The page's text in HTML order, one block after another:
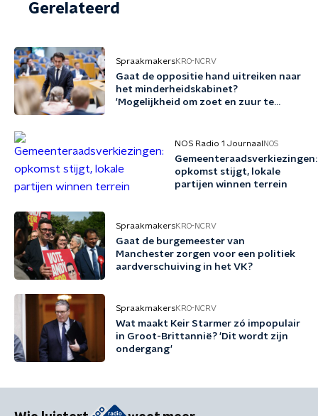
Gerelateerd
SpraakmakersKRO-NCRV
Gaat de oppositie hand uitreiken naar
het minderheidskabinet?
'Mogelijkheid om zoet en zuur te
NOS Radio 1 Journaal NOS
Gemeenteraadsverkiezingen:
opkomst stijgt, lokale
partijen winnen terrein
SpraakmakersKRO-NCRV
Gaat de burgemeester van
Manchester zorgen voor een politiek
aardverschuiving in het VK?
SpraakmakersKRO-NCRV
Wat maakt Keir Starmer zó impopulair
in Groot-Brittannië? 'Dit wordt zijn
ondergang'